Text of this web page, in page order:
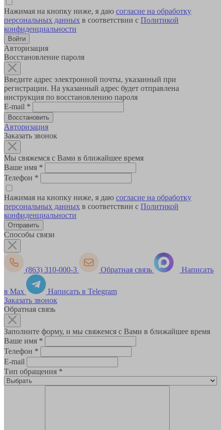
Нажимая на кнопку ниже, я даю согласие на обработку
персональных данных в соответствии с Политикой
конфиденциальности
Авторизация
Восстановление пароля
Введите адрес электронной почты, указанный при
регистрации. На указанный адрес будет отправлена
инструкция по восстановлению пароля
E-mail *
Авторизация
Заказать звонок
Мы свяжемся с Вами в ближайшее время
Ваше имя *
Телефон *
Нажимая на кнопку ниже, я даю согласие на обработку
персональных данных в соответствии с Политикой
конфиденциальности
Способы связи
(863) 310-000-3 Обратная связь Написать
в Max
Написать в Telegram
Заказать звонок
Обратная связь
Заполните форму, и мы свяжемся с Вами в ближайшее время
Ваше имя *
Телефон *
E-mail
Тип обращения *